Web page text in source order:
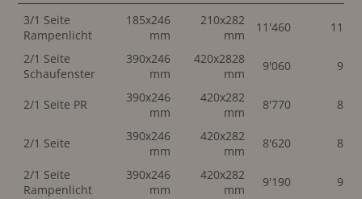
3/1 Seite
Rampenlicht
185x246
mm
210x282
mm
11'460
2/1 Seite
Schaufenster
390x246
mm
420x2828
mm
9'060
2/1 Seite PR
390x246
mm
420x282
mm
8'770
2/1 Seite
390x246
mm
420x282
mm
8'620
2/1 Seite
Rampenlicht
390x246
mm
420x282
mm
9'190